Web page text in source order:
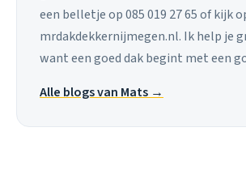
een belletje op 085 019 27 65 of kijk
mrdakdekkernijmegen.nl. Ik help je
want een goed dak begint met een
Alle blogs van Mats →